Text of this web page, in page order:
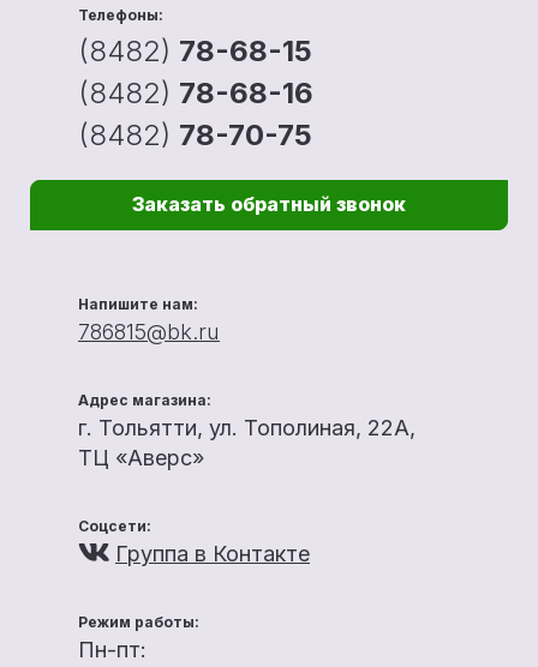
Телефоны:
(8482) 78-68-15
(8482) 78-68-16
(8482) 78-70-75
Заказать обратный звонок
Напишите нам:
786815@bk.ru
Адрес магазина:
г. Тольятти, ул. Тополиная, 22А,
ТЦ «Аверс»
Соцсети:
Группа в Контакте
Режим работы:
Пн-пт: